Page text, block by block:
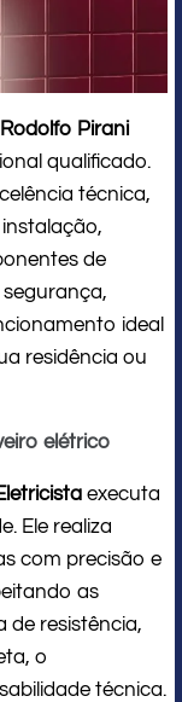
Pirani
qualificado.
técnica,
de
ideal
residência ou
elétrico
executa
Ele realiza
com precisão e
as
de resistência,
o
técnica.